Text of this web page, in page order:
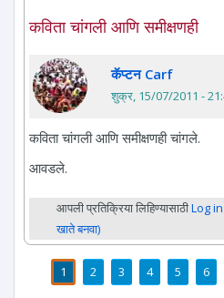
कविता चांगली आणि समीक्षणही
कॅप्टन Carf
शुक्र, 15/07/2011 -
कविता चांगली आणि समीक्षणही चांगले.
आवडले.
आपली प्रतिक्रिया लिहिण्यासाठीLog in
खाते बनवा)
पाने 1 2 3 4 5 6